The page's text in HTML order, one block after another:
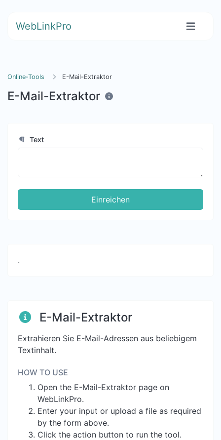
WebLinkPro
Online-Tools E-Mail-Extraktor
E-Mail-Extraktor
Text
Einreichen
.
E-Mail-Extraktor
Extrahieren Sie E-Mail-Adressen aus beliebigem
Textinhalt.
HOW TO USE
Open the E-Mail-Extraktor page on
WebLinkPro.
Enter your input or upload a file as required
by the form above.
Click the action button to run the tool.